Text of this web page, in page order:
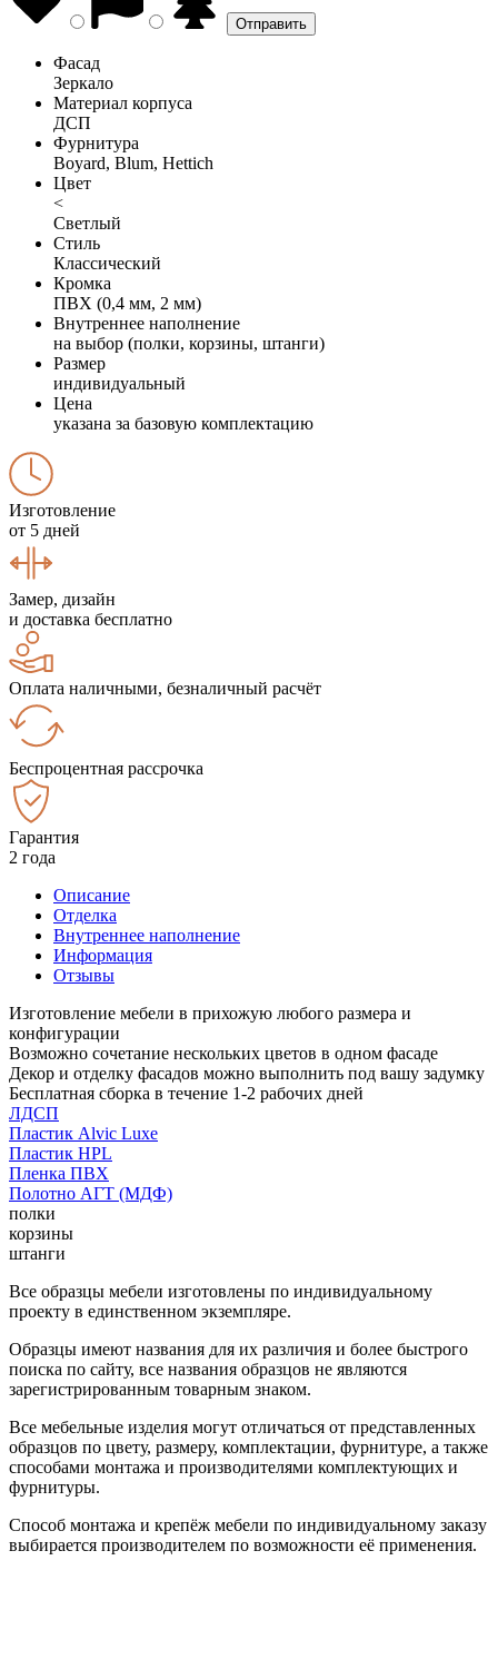
Фасад
Зеркало
Материал корпуса
ДСП
Фурнитура
Boyard, Blum, Hettich
Цвет
<
Светлый
Стиль
Классический
Кромка
ПВХ (0,4 мм, 2 мм)
Внутреннее наполнение
на выбор (полки, корзины, штанги)
Размер
индивидуальный
Цена
указана за базовую комплектацию
Изготовление
от 5 дней
Замер, дизайн
и доставка бесплатно
Оплата наличными, безналичный расчёт
Беспроцентная рассрочка
Гарантия
2 года
Описание
Отделка
Внутреннее наполнение
Информация
Отзывы
Изготовление мебели в прихожую любого размера и
конфигурации
Возможно сочетание нескольких цветов в одном фасаде
Декор и отделку фасадов можно выполнить под вашу задумку
Бесплатная сборка в течение 1-2 рабочих дней
ЛДСП
Пластик Alvic Luxe
Пластик HPL
Пленка ПВХ
Полотно АГТ (МДФ)
полки
корзины
штанги
Все образцы мебели изготовлены по индивидуальному
проекту в единственном экземпляре.
Образцы имеют названия для их различия и более быстрого
поиска по сайту, все названия образцов не являются
зарегистрированным товарным знаком.
Все мебельные изделия могут отличаться от представленных
образцов по цвету, размеру, комплектации, фурнитуре, а также
способами монтажа и производителями комплектующих и
фурнитуры.
Способ монтажа и крепёж мебели по индивидуальному заказу
выбирается производителем по возможности её применения.